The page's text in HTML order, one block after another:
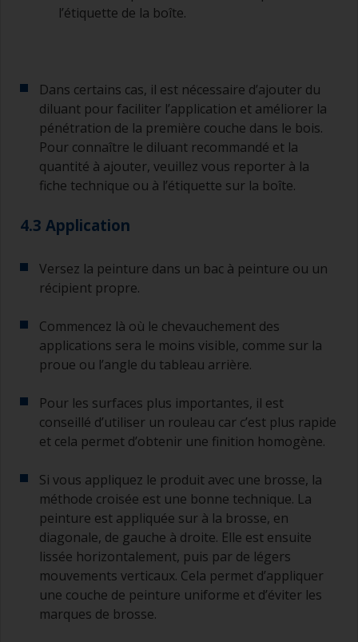
l’étiquette de la boîte.
Dans certains cas, il est nécessaire d’ajouter du
diluant pour faciliter l’application et améliorer la
pénétration de la première couche dans le bois.
Pour connaître le diluant recommandé et la
quantité à ajouter, veuillez vous reporter à la
fiche technique ou à l’étiquette sur la boîte.
4.3 Application
Versez la peinture dans un bac à peinture ou un
récipient propre.
Commencez là où le chevauchement des
applications sera le moins visible, comme sur la
proue ou l’angle du tableau arrière.
Pour les surfaces plus importantes, il est
conseillé d’utiliser un rouleau car c’est plus rapide
et cela permet d’obtenir une finition homogène.
Si vous appliquez le produit avec une brosse, la
méthode croisée est une bonne technique. La
peinture est appliquée sur à la brosse, en
diagonale, de gauche à droite. Elle est ensuite
lissée horizontalement, puis par de légers
mouvements verticaux. Cela permet d’appliquer
une couche de peinture uniforme et d’éviter les
marques de brosse.